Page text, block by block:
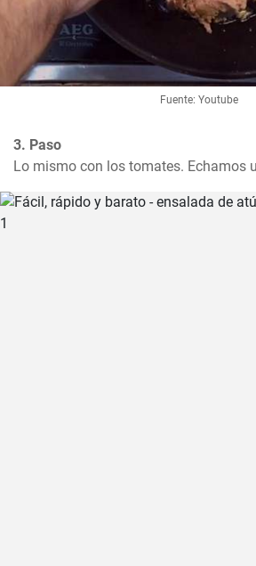
Fuente: Youtube
3. Paso
Lo mismo con los tomates. Echamos